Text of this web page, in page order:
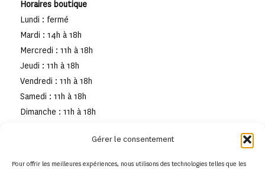
Gérer le consentement
Pour offrir les meilleures expériences, nous utilisons des technologies telles que les
Horaires boutique
Lundi : fermé
Mardi : 14h à 18h
Mercredi : 11h à 18h
Jeudi : 11h à 18h
Vendredi : 11h à 18h
Samedi : 11h à 18h
Dimanche : 11h à 18h